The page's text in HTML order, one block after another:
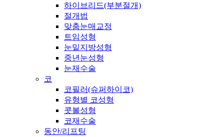
하이브리드(부분절개)
절개법
맞춤눈매교정
트임성형
눈밑지방성형
중년눈성형
눈재수술
코
코필러(슈퍼하이코)
유형별 코성형
콧볼성형
코재수술
동안/리프팅